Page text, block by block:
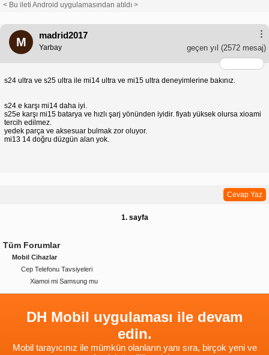
< Bu ileti Android uygulamasından atıldı >
M
madrid2017
geçen yıl (2572 mesaj)
Yarbay
s24 ultra ve s25 ultra ile mi14 ultra ve mi15 ultra deneyimlerine bakınız.
s24 e karşı mi14 daha iyi.
s25e karşı mi15 batarya ve hızlı şarj yönünden iyidir. fiyatı yüksek olursa xioami
tercih edilmez.
yedek parça ve aksesuar bulmak zor oluyor.
mi13 14 doğru düzgün alan yok.
Cevap Yaz
1. sayfa
Tüm Forumlar
Mobil Cihazlar
Cep Telefonu Tavsiyeleri
Xiamoi mi Samsung mu
DH Mobil uygulaması ile devam
edin.
Mobil tarayıcınız ile mümkün olanların yanı sıra, birçok yeni ve